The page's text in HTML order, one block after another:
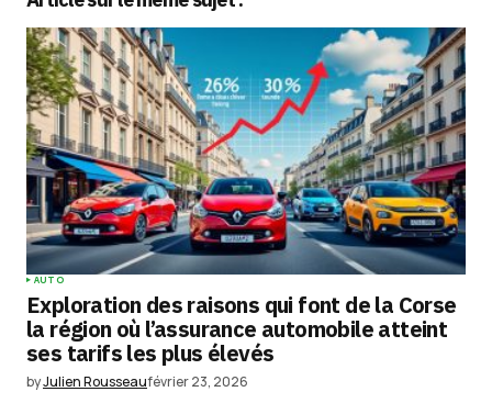
Votre adresse e-mail ne sera pas publiée.Les
champs obligatoires sont indiqués avec*
Comment*
Your Name*
Your E-mail*
Enregistrer mon nom, mon e-mail et mon
site dans le navigateur pour mon prochain
AUTO
Exploration des raisons qui font de la Corse
la région où l’assurance automobile atteint
ses tarifs les plus élevés
byJulien Rousseaufévrier 23, 2026